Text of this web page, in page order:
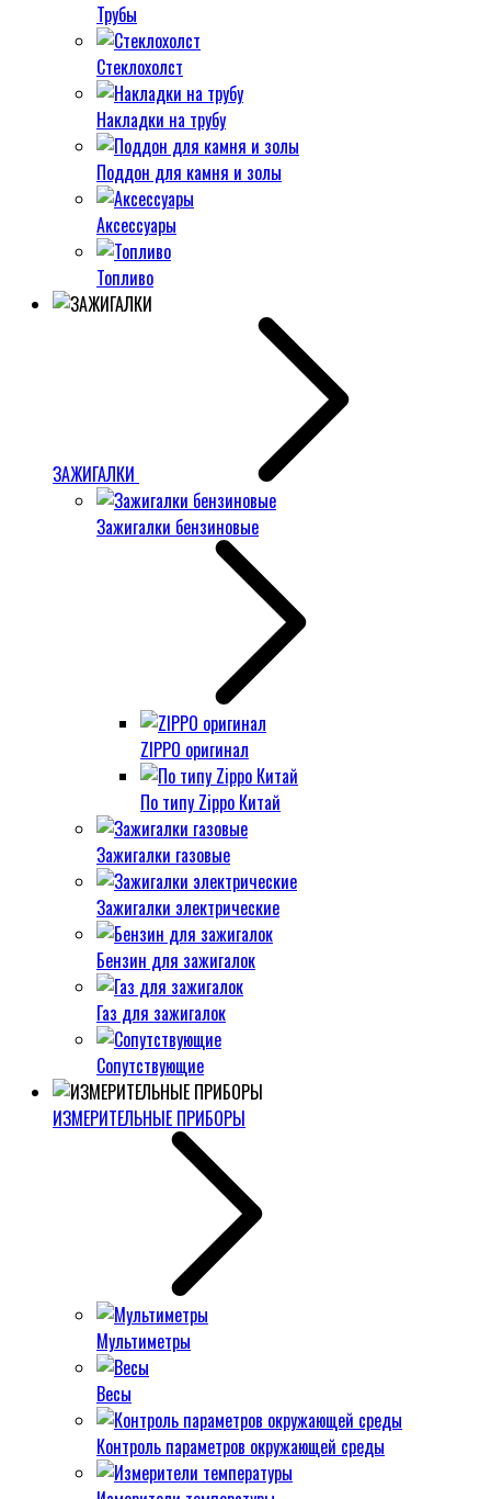
Трубы
Стеклохолст
Накладки на трубу
Поддон для камня и золы
Аксессуары
Топливо
ЗАЖИГАЛКИ
Зажигалки бензиновые
ZIPPO оригинал
По типу Zippo Китай
Зажигалки газовые
Зажигалки электрические
Бензин для зажигалок
Газ для зажигалок
Сопутствующие
ИЗМЕРИТЕЛЬНЫЕ ПРИБОРЫ
Мультиметры
Весы
Контроль параметров окружающей среды